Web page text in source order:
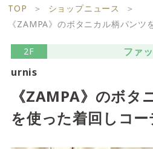
イベント・お知らせ 施設案内
検索
マルヤマ クラスとは
ライフサポートフロア
営業時間 10:00
1F Food boutique
フードブティックフロア
TOP ＞ ショップニュース
＞
《ZAMPA》のボタニカル柄パンツ
2F
ファ
urnis
《ZAMPA》のボタ
を使った着回しコー